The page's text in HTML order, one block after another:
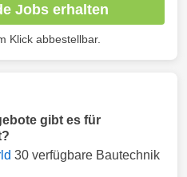
Jobs erhalten
Klick abbestellbar.
gibt es für
30 verfügbare Bautechnik